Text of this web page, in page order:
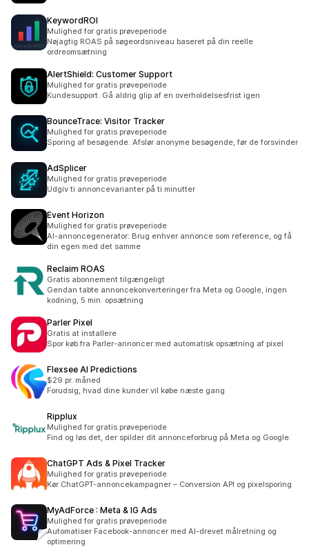
KeywordROI
Mulighed for gratis prøveperiode
Nøjagtig ROAS på søgeordsniveau baseret på din reelle
ordreomsætning
AlertShield: Customer Support
Mulighed for gratis prøveperiode
Kundesupport. Gå aldrig glip af en overholdelsesfrist igen
BounceTrace: Visitor Tracker
Mulighed for gratis prøveperiode
Sporing af besøgende. Afslør anonyme besøgende, før de forsvinder
AdSplicer
Mulighed for gratis prøveperiode
Udgiv ti annoncevarianter på ti minutter
Event Horizon
Mulighed for gratis prøveperiode
AI-annoncegenerator: Brug enhver annonce som reference, og få
din egen med det samme
Reclaim ROAS
Gratis abonnement tilgængeligt
Gendan tabte annoncekonverteringer fra Meta og Google, ingen
kodning, 5 min. opsætning
Parler Pixel
Gratis at installere
Spor køb fra Parler-annoncer med automatisk opsætning af pixel
Flexsee AI Predictions
$29 pr. måned
Forudsig, hvad dine kunder vil købe næste gang
Ripplux
Mulighed for gratis prøveperiode
Find og løs det, der spilder dit annonceforbrug på Meta og Google.
ChatGPT Ads & Pixel Tracker
Mulighed for gratis prøveperiode
Kør ChatGPT-annoncekampagner – Conversion API og pixelsporing
MyAdForce : Meta & IG Ads
Mulighed for gratis prøveperiode
Automatiser Facebook-annoncer med AI-drevet målretning og
optimering